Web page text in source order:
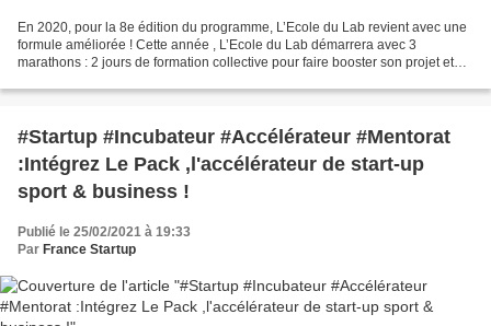
En 2020, pour la 8e édition du programme, L’Ecole du Lab revient avec une
formule améliorée ! Cette année , L’Ecole du Lab démarrera avec 3
marathons : 2 jours de formation collective pour faire booster son projet et
#Startup #Incubateur #Accélérateur #Mentorat
:Intégrez Le Pack ,l'accélérateur de start-up
sport & business !
Publié le 25/02/2021 à 19:33
Par France Startup